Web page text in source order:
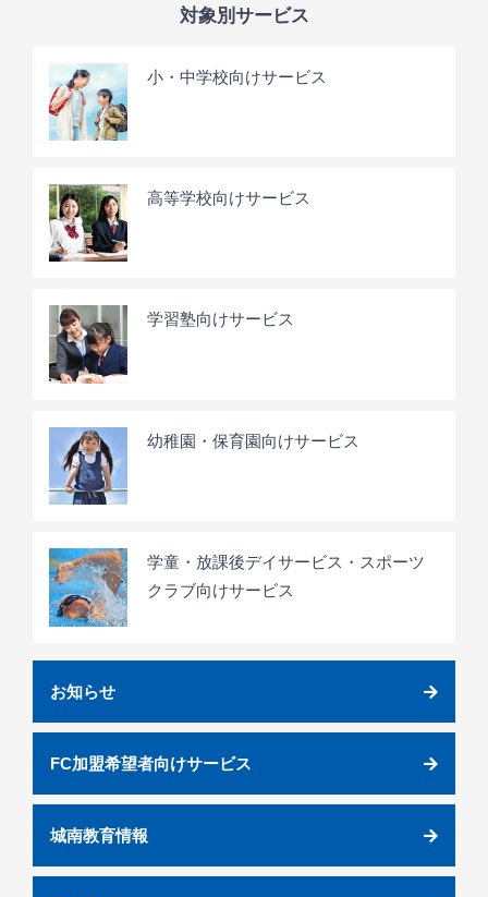
対象別サービス
小・中学校向けサービス
高等学校向けサービス
学習塾向けサービス
幼稚園・保育園向けサービス
学童・放課後デイサービス・スポーツ
クラブ向けサービス
お知らせ
FC加盟希望者向けサービス
城南教育情報